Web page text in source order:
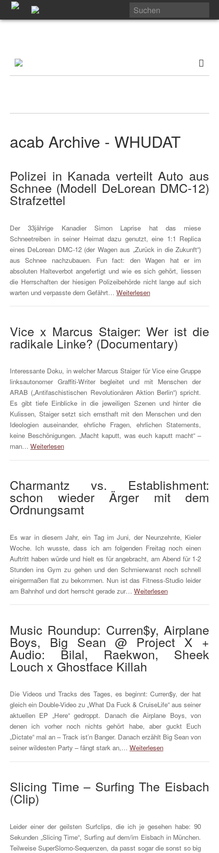
acab Archive - WHUDAT
Polizei in Kanada verteilt Auto aus
Schnee (Modell DeLorean DMC-12)
Strafzettel
Der 33jährige Kanadier Simon Laprise hat das miese
Schneetreiben in seiner Heimat dazu genutzt, eine 1:1 Replica
eines DeLorean DMC-12 (der Wagen aus „Zurück in die Zukunft“)
aus Schnee nachzubauen. Fun fact: den Wagen hat er im
absoluten Halteverbot angefertigt und wie es sich gehört, liessen
die Herrschaften der hiesigen Polizeibehörde nicht lange auf sich
warten und verpasste dem Gefährt… Weiterlesen
Vice x Marcus Staiger: Wer ist die
radikale Linke? (Documentary)
Interessante Doku, in welcher Marcus Staiger für Vice eine Gruppe
linksautonomer Graffiti-Writer begleitet und mit Menschen der
ARAB („Antifaschistischen Revolutionären Aktion Berlin“) spricht.
Es gibt tiefe Einblicke in die jeweiligen Szenen und hinter die
Kulissen, Staiger setzt sich ernsthaft mit den Menschen und den
Ideologien auseinander, ehrliche Fragen, ehrlichen Statements,
keine Beschönigungen. „Macht kaputt, was euch kaputt macht“ –
man… Weiterlesen
Charmantz vs. Establishment:
schon wieder Ärger mit dem
Ordnungsamt
Es war in diesem Jahr, ein Tag im Juni, der Neunzehnte, Kieler
Woche. Ich wusste, dass ich am folgenden Freitag noch einen
Auftritt haben würde und hielt es für angebracht, am Abend für 1-2
Stunden ins Gym zu gehen und den Schmierwanst noch schnell
einigermaßen flat zu bekommen. Nun ist das Fitness-Studio leider
am Bahnhof und dort herrscht gerade zur… Weiterlesen
Music Roundup: Curren$y, Airplane
Boys, Big Sean @ Project X +
Audio: Bilal, Raekwon, Sheek
Louch x Ghostface Killah
Die Videos und Tracks des Tages, es beginnt: Curren$y, der hat
gleich ein Double-Video zu „What Da Fuck & CruiseLife“ aus seiner
aktuellen EP „Here“ gedroppt. Danach die Airplane Boys, von
denen ich vorher noch nichts gehört habe, aber guckt Euch
„Dictate“ mal an – Track ist’n Banger. Danach erzählt Big Sean von
seiner wildesten Party – fängt stark an,… Weiterlesen
Slicing Time – Surfing The Eisbach
(Clip)
Leider einer der geilsten Surfclips, die ich je gesehen habe: 90
Sekunden „Slicing Time“, Surfing auf dem/im Eisbach in München.
Teilweise SuperSlomo-Sequenzen, da passt sogar die sonst so big